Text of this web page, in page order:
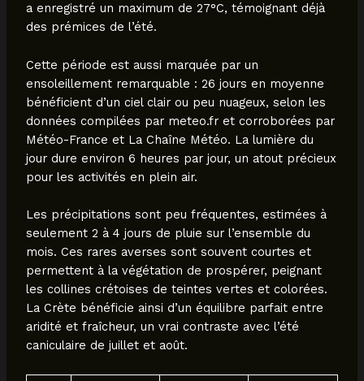
a enregistré un maximum de 27°C, témoignant déjà
des prémices de l’été.
Cette période est aussi marquée par un
ensoleillement remarquable : 26 jours en moyenne
bénéficient d’un ciel clair ou peu nuageux, selon les
données compilées par meteo.fr et corroborées par
Météo-France et La Chaîne Météo. La lumière du
jour dure environ 6 heures par jour, un atout précieux
pour les activités en plein air.
Les précipitations sont peu fréquentes, estimées à
seulement 2 à 4 jours de pluie sur l’ensemble du
mois. Ces rares averses sont souvent courtes et
permettent à la végétation de prospérer, peignant
les collines crétoises de teintes vertes et colorées.
La Crète bénéficie ainsi d’un équilibre parfait entre
aridité et fraîcheur, un vrai contraste avec l’été
caniculaire de juillet et août.